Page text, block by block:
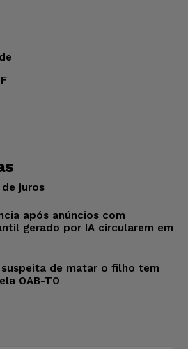
juros
após anúncios com
gerado por IA circularem em
de matar o filho tem
OAB-TO